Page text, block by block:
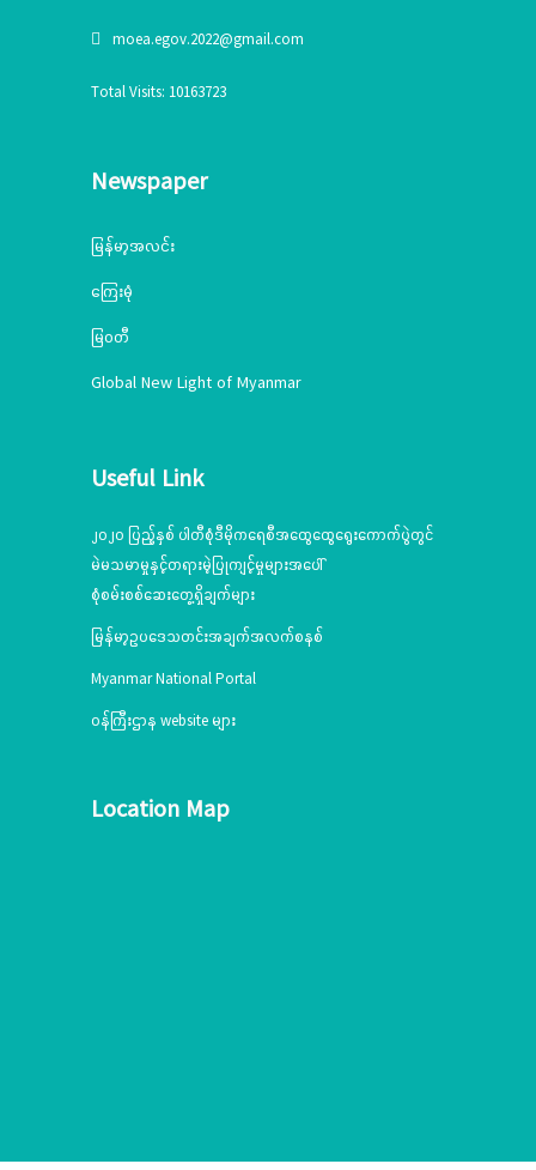
moea.egov.2022@gmail.com
Total Visits: 10163723
Newspaper
မြန်မာ့အလင်း
ကြေးမုံ
မြဝတီ
Global New Light of Myanmar
Useful Link
၂၀၂၀ ပြည့်နှစ် ပါတီစုံဒီမိုကရေစီအထွေထွေရွေးကောက်ပွဲတွင်
မဲမသမာမှုနှင့်တရားမဲ့ပြုကျင့်မှုများအပေါ်
စုံစမ်းစစ်ဆေးတွေ့ရှိချက်များ
မြန်မာ့ဥပဒေသတင်းအချက်အလက်စနစ်
Myanmar National Portal
ဝန်ကြီးဌာန website များ
Location Map